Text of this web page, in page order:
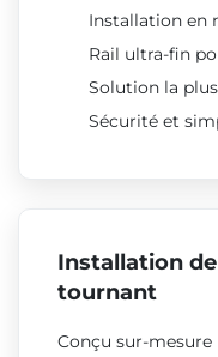
Installation en
Rail ultra-fin
Solution la
Sécurité et
Installation
tournant
Conçu sur-